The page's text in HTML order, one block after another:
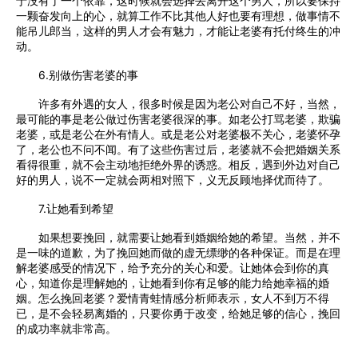
一颗奋发向上的心，就算工作不比其他人好也要有理想，做事情不
能吊儿郎当，这样的男人才会有魅力，才能让老婆有托付终生的冲
动。
6.别做伤害老婆的事
许多有外遇的女人，很多时候是因为老公对自己不好，当然，
最可能的事是老公做过伤害老婆很深的事。如老公打骂老婆，欺骗
老婆，或是老公在外有情人。或是老公对老婆极不关心，老婆怀孕
了，老公也不问不闻。有了这些伤害过后，老婆就不会把婚姻关系
看得很重，就不会主动地拒绝外界的诱惑。相反，遇到外边对自己
好的男人，说不一定就会两相对照下，义无反顾地择优而待了。
7.让她看到希望
如果想要挽回，就需要让她看到婚姻给她的希望。当然，并不
是一味的道歉，为了挽回她而做的虚无缥缈的各种保证。而是在理
解老婆感受的情况下，给予充分的关心和爱。让她体会到你的真
心，知道你是理解她的，让她看到你有足够的能力给她幸福的婚
姻。怎么挽回老婆？爱情青蛙情感分析师表示，女人不到万不得
已，是不会轻易离婚的，只要你勇于改变，给她足够的信心，挽回
的成功率就非常高。